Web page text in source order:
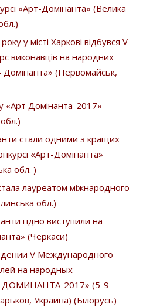
«Арт-Домінанта» (Велика
у місті Харкові відбувся V
виконавців на народних
Домінанта» (Первомайськ,
«Арт Домінанта-2017»
стали одними з кращих
«Арт-Домінанта»
обл. )
лауреатом міжнародного
обл.)
гідно виступили на
(Черкаси)
V Международного
на народных
ДОМИНАНТА-2017» (5-9
Украина) (Білорусь)